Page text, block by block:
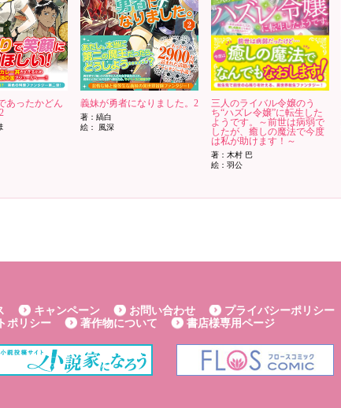
あったかどん
義妹が勇者になりました。2
著：縞白
絵： 風深
三人のライバル令嬢のう
ち“ハズレ令嬢”に転生した
ようです。～前世は病弱で
したが、癒しの魔法で今度
は私が助けます！～
著：木村 巴
絵：羽公
キャンペーン お問い合わせ
プライバシーポリシー
ポリシー
著作物について 書店様専用ページ